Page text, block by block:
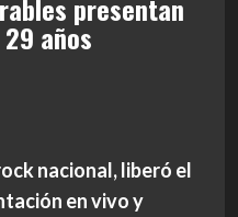
presentan
años
nacional, liberó el
en vivo y